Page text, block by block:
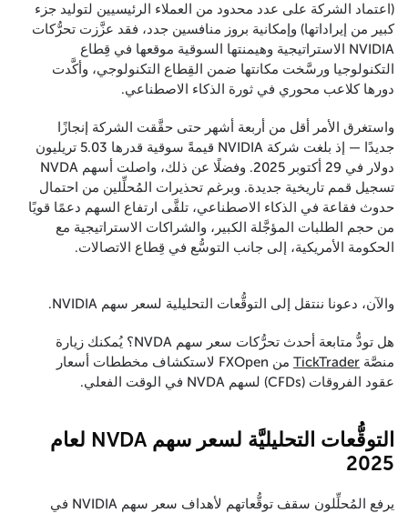
(اعتماد الشركة على عدد محدود من العملاء الرئيسيين لتوليد جزء
كبير من إيراداتها) وإمكانية بروز منافسين جدد، فقد عزَّزت تحرُّكات
NVIDIA الاستراتيجية وهيمنتها السوقية موقعها في قِطاع
التكنولوجيا ورسَّخت مكانتها ضمن القِطاع التكنولوجي، وأكَّدت
دورها كلاعب محوري في ثورة الذكاء الاصطناعي.
واستغرق الأمر أقل من أربعة أشهر حتى حقَّقت الشركة إنجازًا
جديدًا — إذ بلغت شركة NVIDIA قيمةً سوقية قدرها 5.03 تريليون
دولار في 29 أكتوبر 2025. وفضلًا عن ذلك، واصلت أسهم NVDA
تسجيل قمم تاريخية جديدة. وبرغم تحذيرات المُحلِّلين من احتمال
حدوث فقاعة في الذكاء الاصطناعي، تلقَّى ارتفاع السهم دعمًا قويًا
من حجم الطلبات المؤجَّلة الكبير، والشراكات الاستراتيجية مع
الحكومة الأمريكية، إلى جانب التوسُّع في قِطاع الاتصالات.
والآن، دعونا ننتقل إلى التوقُّعات التحليلية لسعر سهم NVIDIA.
هل تودُّ متابعة أحدث تحرُّكات سعر سهم NVDA؟ يُمكنك زيارة
منصَّة TickTrader
من FXOpen لاستكشاف مخططات أسعار
عقود الفروقات (CFDs) لسهم NVDA في الوقت الفعلي.
التوقُّعات التحليليَّة لسعر سهم NVDA لعام
2025
يرفع المُحلِّلون سقف توقُّعاتهم لأهداف سعر سهم NVIDIA في